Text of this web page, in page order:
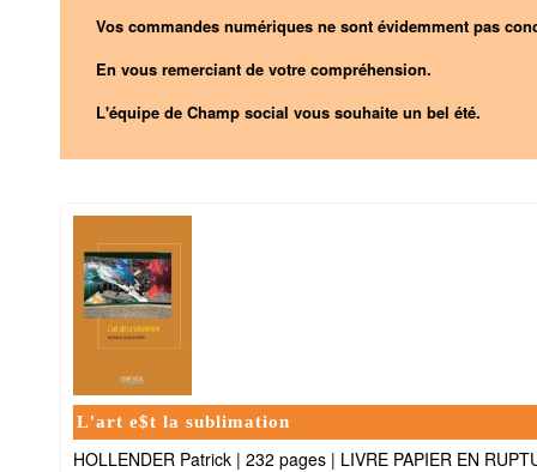
Vos commandes numériques ne sont évidemment pas
En vous remerciant de votre compréhension.
L'équipe de Champ social vous souhaite un bel été.
L'art e$t la sublimation
HOLLENDER Patrick | 232 pages | LIVRE PAPIER EN